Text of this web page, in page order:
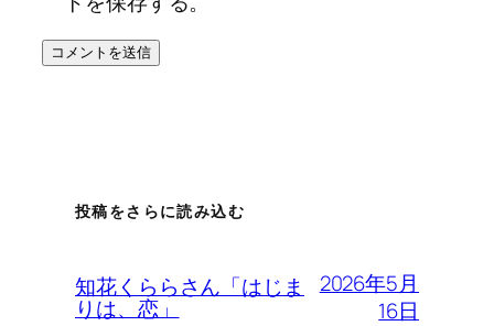
投稿をさらに読み込む
知花くららさん「はじま
りは、恋」
2026年5月
16日